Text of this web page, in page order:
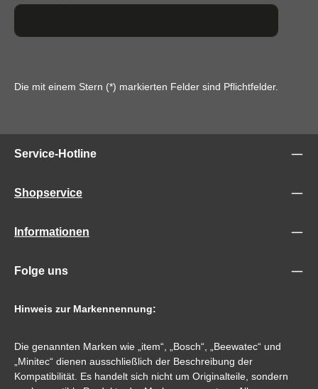
Die mit einem Stern (*) markierten Felder sind Pflichtfelder.
Service-Hotline
Shopservice
Informationen
Folge uns
Hinweis zur Markennennung:
Die genannten Marken wie „item“, „Bosch“, „Beewatec“ und
„Minitec“ dienen ausschließlich der Beschreibung der
Kompatibilität. Es handelt sich nicht um Originalteile, sondern